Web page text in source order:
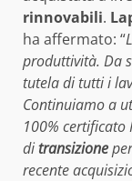
rinnovabili.
ha affermato: “
produttività. Da
tutela di tutti i
Continuiamo a
100% certificato
ditransizione
recente